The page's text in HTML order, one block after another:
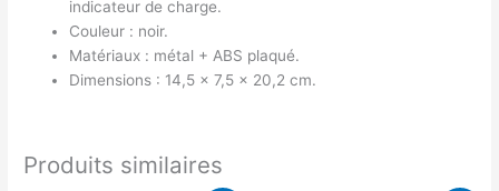
indicateur de charge.
Couleur : noir.
Matériaux : métal + ABS plaqué.
Dimensions : 14,5 x 7,5 x 20,2 cm.
Produits similaires